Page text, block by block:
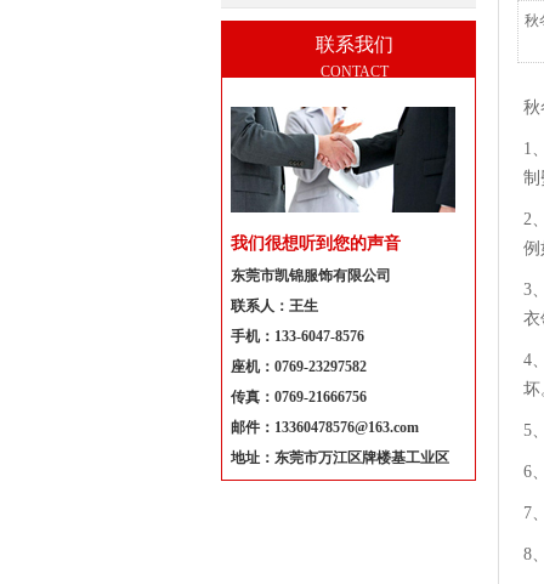
秋
秋
1
制
2
例
3
衣
4
坏
5
6
7
8
联系我们
CONTACT
我们很想听到您的声音
东莞市凯锦服饰有限公司
联系人：王生
手机：133-6047-8576
座机：0769-23297582
传真：0769-21666756
邮件：13360478576@163.com
地址：东莞市万江区牌楼基工业区